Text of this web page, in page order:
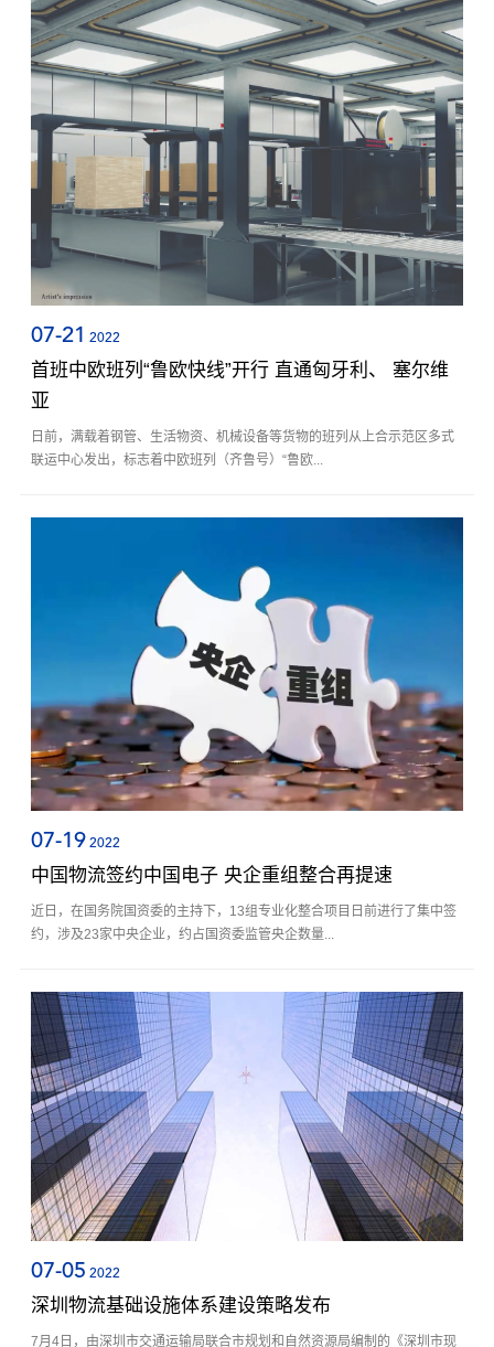
07-21 2022
首班中欧班列“鲁欧快线”开行 直通匈牙利、 塞尔维
亚
日前，满载着钢管、生活物资、机械设备等货物的班列从上合示范区多式
联运中心发出，标志着中欧班列（齐鲁号）“鲁欧...
07-19 2022
中国物流签约中国电子 央企重组整合再提速
近日，在国务院国资委的主持下，13组专业化整合项目日前进行了集中签
约，涉及23家中央企业，约占国资委监管央企数量...
07-05 2022
深圳物流基础设施体系建设策略发布
7月4日，由深圳市交通运输局联合市规划和自然资源局编制的《深圳市现